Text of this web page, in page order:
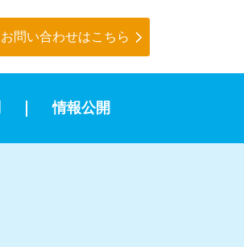
お問い合わせはこちら
情報公開